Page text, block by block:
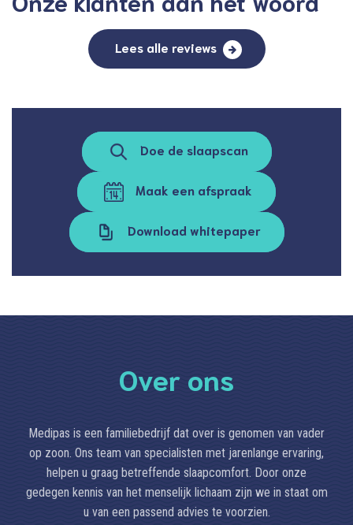
Lees alle reviews
Doe de slaapscan
Maak een afspraak
Download whitepaper
Over ons
Medipas is een familiebedrijf dat over is genomen van vader
op zoon. Ons team van specialisten met jarenlange ervaring,
helpen u graag betreffende slaapcomfort. Door onze
gedegen kennis van het menselijk lichaam zijn we in staat om
u van een passend advies te voorzien.